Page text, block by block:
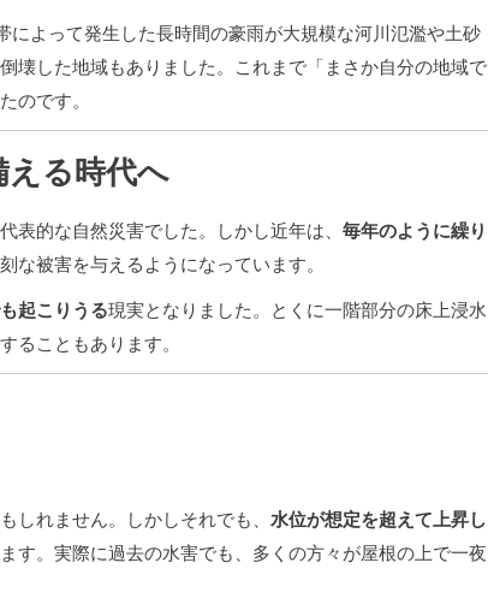
よって発生した長時間の豪雨が大規模な河川氾濫や土砂
壊した地域もありました。これまで「まさか自分の地域で
のです。
える時代へ
表的な自然災害でした。しかし近年は、 毎年のように繰り
な被害を与えるようになっています。
起こりうる現実となりました。とくに一階部分の床上浸水
ることもあります。
しれません。しかしそれでも、 水位が想定を超えて上昇し
す。実際に過去の水害でも、多くの方々が屋根の上で一夜